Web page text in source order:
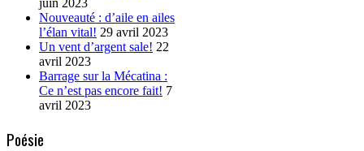
juin 2023
Nouveauté : d’aile en ailes
l’élan vital! 29 avril 2023
Un vent d’argent sale! 22
avril 2023
Barrage sur la Mécatina :
Ce n’est pas encore fait! 7
avril 2023
Poésie